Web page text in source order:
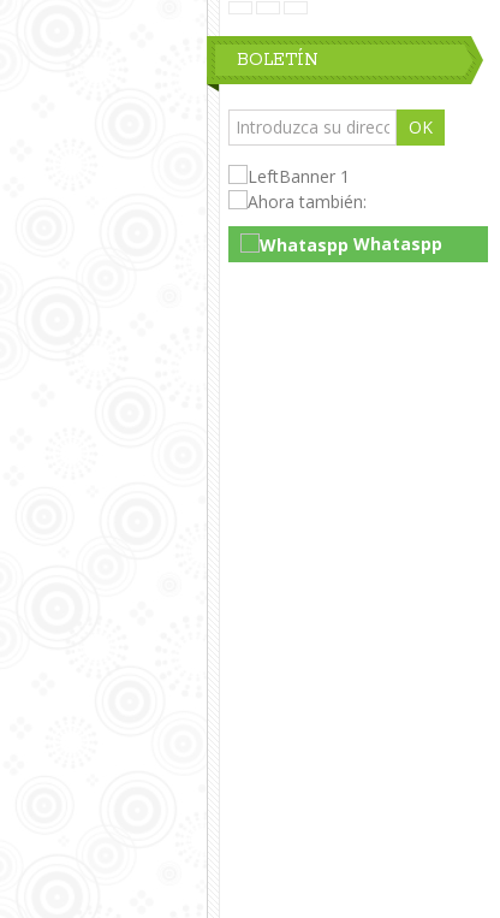
BOLETÍN
OK
Whataspp
Live Chat